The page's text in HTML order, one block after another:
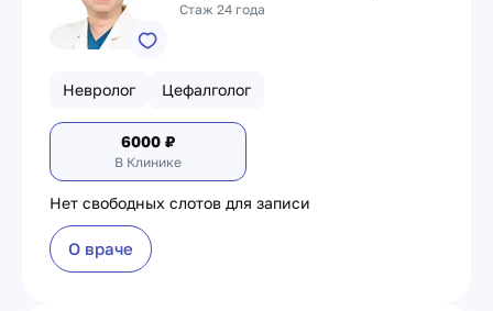
Стаж 24 года
Невролог Цефалголог
6000 ₽
В Клинике
Нет свободных слотов для записи
О враче